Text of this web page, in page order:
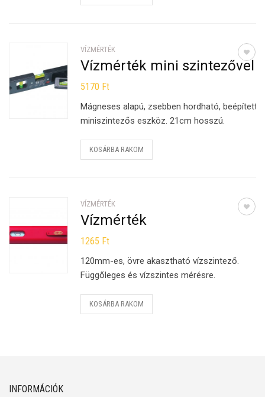
VÍZMÉRTÉK
Vízmérték mini szintezővel
5170 Ft
Mágneses alapú, zsebben hordható, beépített
miniszintezős eszköz. 21cm hosszú.
KOSÁRBA RAKOM
VÍZMÉRTÉK
Vízmérték
1265 Ft
120mm-es, övre akasztható vízszintező.
Függőleges és vízszintes mérésre.
KOSÁRBA RAKOM
INFORMÁCIÓK